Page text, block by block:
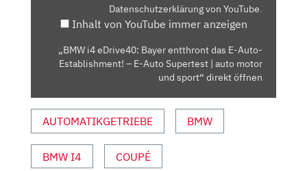
AUTO-
ESTABLISHMENT!
SUPERTEST
AUTO
MOTOR
Datenschutzerklärung von YouTube.
Inhalt von YouTube immer anzeigen
„BMW i4 eDrive40: Bayer entthront das E-Auto-
Establishment! – E-Auto Supertest | auto motor
und sport“ direkt öffnen
AUTOMATIKGETRIEBE BMW
BMW I4 COUPÉ